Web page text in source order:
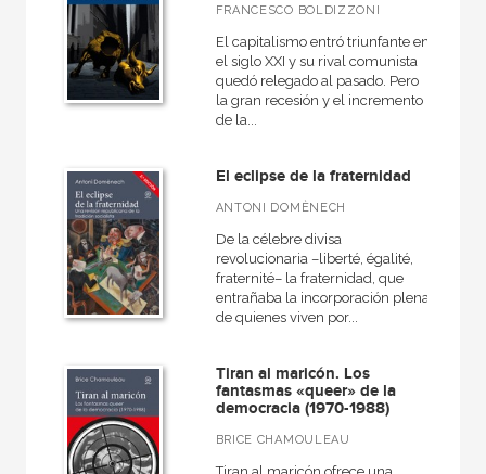
Básica de Bolsillo  Serie Cien palabras
Básica de Bolsillo  Serie Clásicos de la lengua española
VER TODAS... (49)
NUESTROS FORMATOS
Cartoné
Ebook
Ebook
Rústica
FRANCESCO BOLDIZZONI
El capitalismo entró triunfante en
el si­glo XXI y su rival comunista
quedó re­legado al pasado. Pero
la gran recesión y el incremento
de la...
El eclipse de la fraternidad
ANTONI DOMÈNECH
De la célebre divisa
revolucionaria –liberté, égalité,
fraternité– la fraternidad, que
entrañaba la incorporación plena
de quienes viven por...
Tiran al maricón. Los
fantasmas «queer» de la
democracia (1970-1988)
BRICE CHAMOULEAU